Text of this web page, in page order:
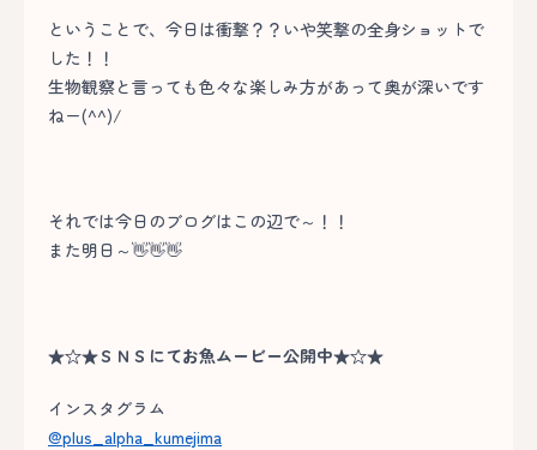
ということで、今日は衝撃？？いや笑撃の全身ショットで
した！！
生物観察と言っても色々な楽しみ方があって奥が深いです
ねー(^^)/
それでは今日のブログはこの辺で～！！
また明日～👋👋👋
★☆★ＳＮＳにてお魚ムービー公開中★☆★
インスタグラム
@plus_alpha_kumejima